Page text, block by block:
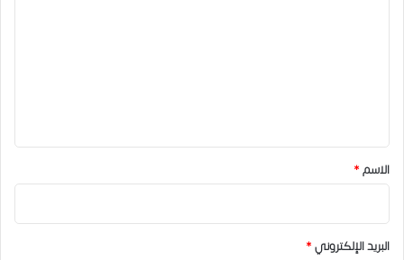
*
الاسم*
البريد الإلكتروني*